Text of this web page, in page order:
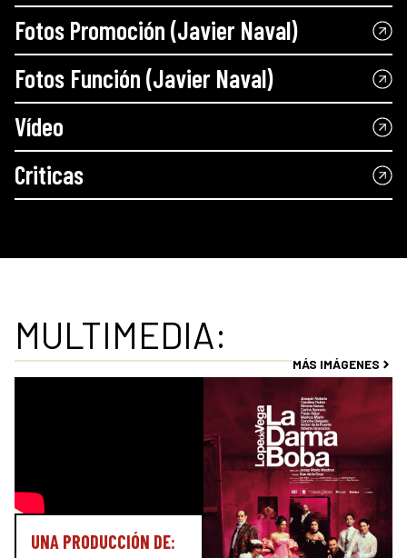
Fotos Promoción (Javier Naval)
Fotos Función (Javier Naval)
Vídeo
Criticas
MULTIMEDIA:
MÁS IMÁGENES
UNA PRODUCCIÓN DE: